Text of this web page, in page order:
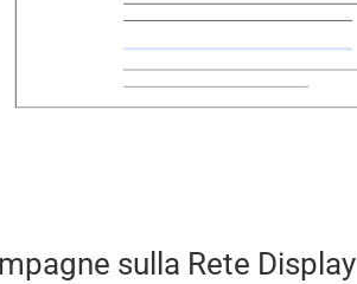
sulla Rete Display